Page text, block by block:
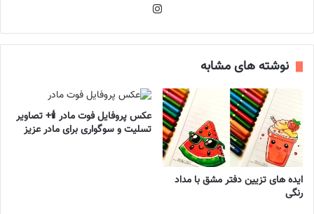
نوشته های مشابه
ایده های تزیین دفتر مشق با مداد
رنگی
عکس پروفایل فوت مادر 🕯️+ تصاویر
تسلیت و سوگواری برای مادر عزیز